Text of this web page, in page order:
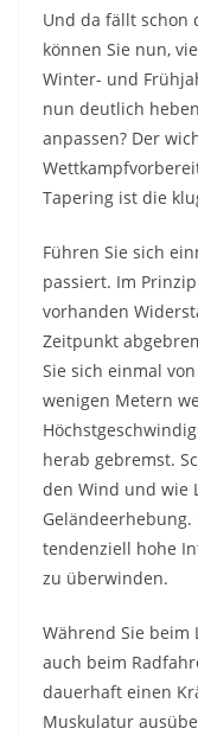
Und da fällt schon
können Sie nun,
Winter- und
nun deutlich
anpassen? Der
Tapering ist die
Führen Sie sich
passiert. Im
vorhanden
Zeitpunkt
Sie sich einmal
wenigen Metern
herab gebremst.
den Wind und wie
tendenziell hohe
zu überwinden.
Während Sie beim
auch beim
dauerhaft einen
Muskulatur